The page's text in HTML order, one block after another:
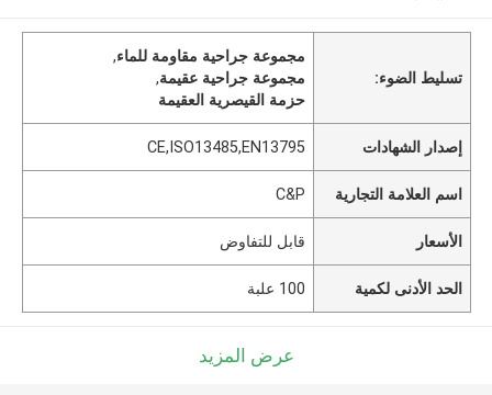
تسليط الضوء:
مجموعة جراحية مقاومة للماء,
مجموعة جراحية عقيمة,
حزمة القيصرية العقيمة
إصدار الشهادات CE,ISO13485,EN13795
اسم العلامة التجارية C&P
الأسعار قابل للتفاوض
الحد الأدنى لكمية 100 علبة
عرض المزيد